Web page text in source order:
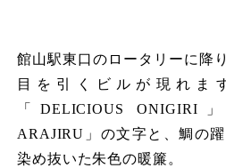
館山駅東口のロータリーに降
目を引くビルが現れま
「DELICIOUS ONIGIRI
ARAJIRU」の文字と、鯛の
染め抜いた朱色の暖簾。